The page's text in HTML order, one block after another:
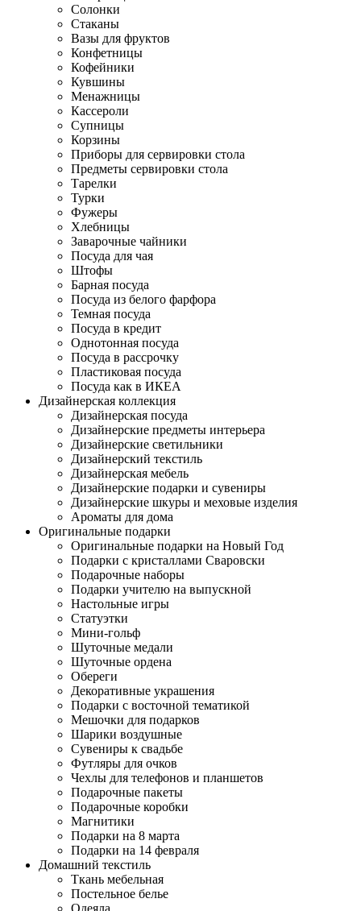
Солонки
Стаканы
Вазы для фруктов
Конфетницы
Кофейники
Кувшины
Менажницы
Кассероли
Супницы
Корзины
Приборы для сервировки стола
Предметы сервировки стола
Тарелки
Турки
Фужеры
Хлебницы
Заварочные чайники
Посуда для чая
Штофы
Барная посуда
Посуда из белого фарфора
Темная посуда
Посуда в кредит
Однотонная посуда
Посуда в рассрочку
Пластиковая посуда
Посуда как в ИКЕА
Дизайнерская коллекция
Дизайнерская посуда
Дизайнерские предметы интерьера
Дизайнерские светильники
Дизайнерский текстиль
Дизайнерская мебель
Дизайнерские подарки и сувениры
Дизайнерские шкуры и меховые изделия
Ароматы для дома
Оригинальные подарки
Оригинальные подарки на Новый Год
Подарки с кристаллами Сваровски
Подарочные наборы
Подарки учителю на выпускной
Настольные игры
Статуэтки
Мини-гольф
Шуточные медали
Шуточные ордена
Обереги
Декоративные украшения
Подарки с восточной тематикой
Мешочки для подарков
Шарики воздушные
Сувениры к свадьбе
Футляры для очков
Чехлы для телефонов и планшетов
Подарочные пакеты
Подарочные коробки
Магнитики
Подарки на 8 марта
Подарки на 14 февраля
Домашний текстиль
Ткань мебельная
Постельное белье
Одеяла